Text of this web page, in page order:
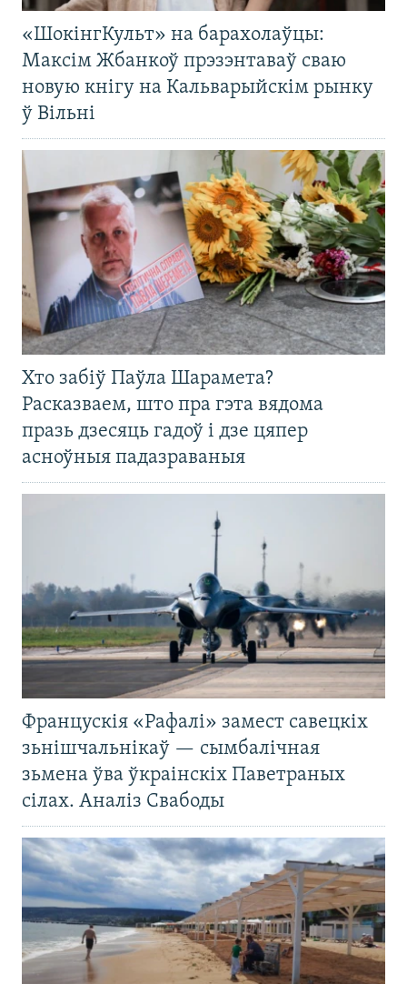
«ШокінгКульт» на барахолаўцы:
Максім Жбанкоў прэзэнтаваў сваю
новую кнігу на Кальварыйскім рынку
ў Вільні
Хто забіў Паўла Шарамета?
Расказваем, што пра гэта вядома
празь дзесяць гадоў і дзе цяпер
асноўныя падазраваныя
Францускія «Рафалі» замест савецкіх
зьнішчальнікаў — сымбалічная
зьмена ўва ўкраінскіх Паветраных
сілах. Аналіз Свабоды